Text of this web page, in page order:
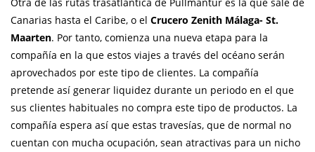
Canarias hasta el Caribe, o el Crucero Zenith Málaga- St.
Maarten. Por tanto, comienza una nueva etapa para la
compañía en la que estos viajes a través del océano serán
aprovechados por este tipo de clientes. La compañía
pretende así generar liquidez durante un periodo en el que
sus clientes habituales no compra este tipo de productos. La
compañía espera así que estas travesías, que de normal no
cuentan con mucha ocupación, sean atractivas para un nicho